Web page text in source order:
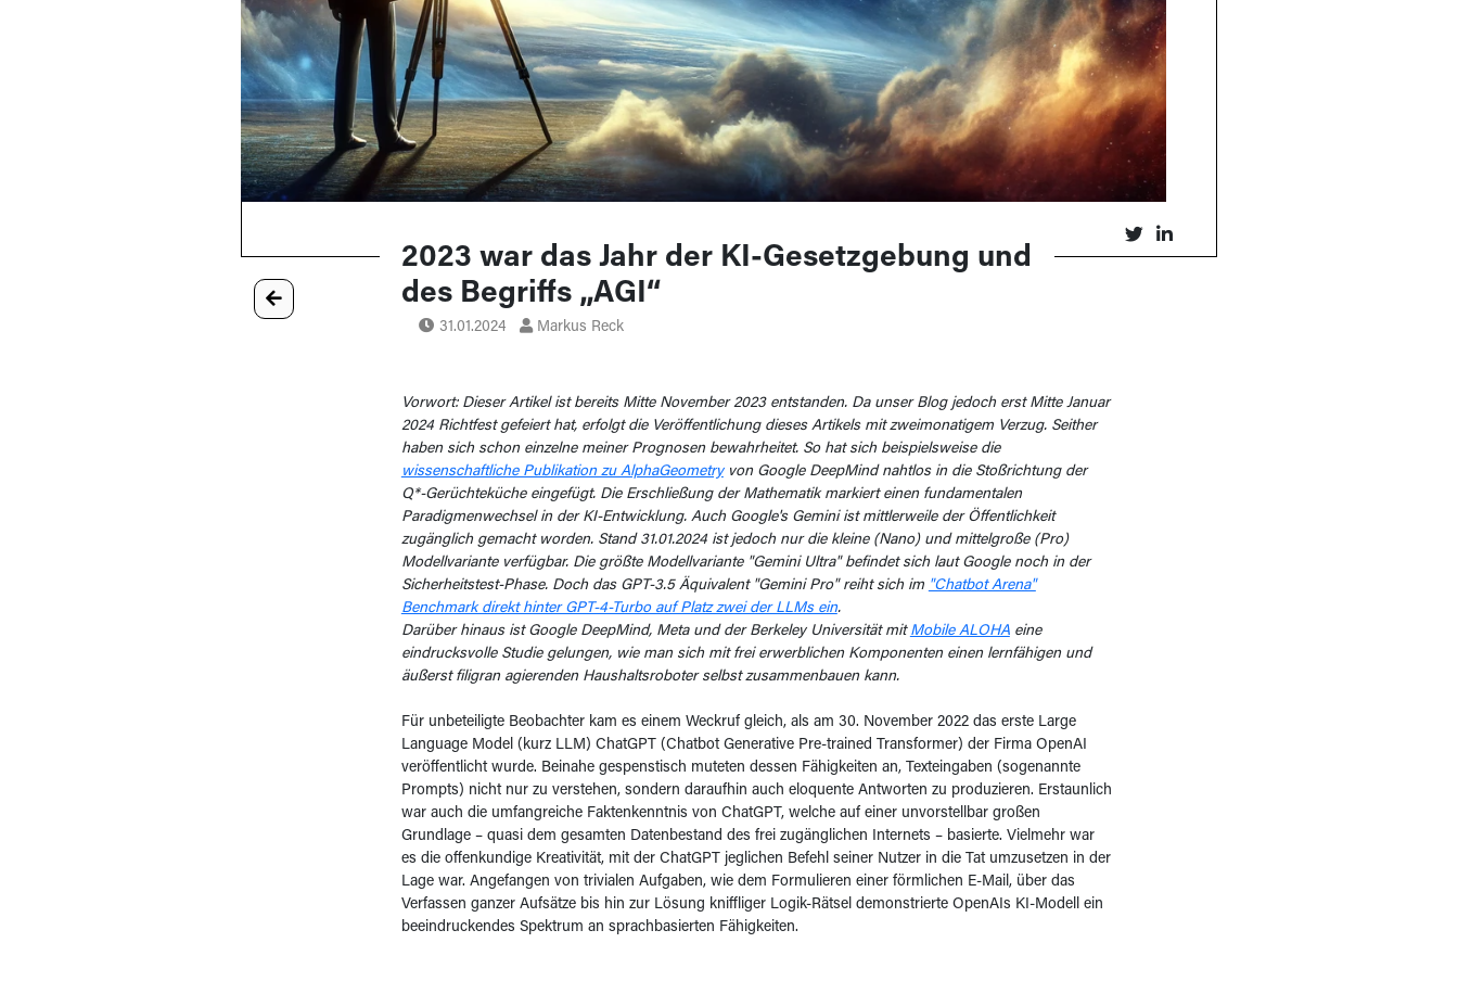
2023 war das Jahr der KI-Gesetzgebung und
des Begriffs „AGI“
31.01.2024 Markus Reck
Vorwort: Dieser Artikel ist bereits Mitte November 2023 entstanden. Da unser Blog jedoch erst Mitte Januar
2024 Richtfest gefeiert hat, erfolgt die Veröffentlichung dieses Artikels mit zweimonatigem Verzug. Seither
haben sich schon einzelne meiner Prognosen bewahrheitet. So hat sich beispielsweise die
wissenschaftliche Publikation zu AlphaGeometryvon Google DeepMind nahtlos in die Stoßrichtung der
Q*-Gerüchteküche eingefügt. Die Erschließung der Mathematik markiert einen fundamentalen
Paradigmenwechsel in der KI-Entwicklung. Auch Google's Gemini ist mittlerweile der Öffentlichkeit
zugänglich gemacht worden. Stand 31.01.2024 ist jedoch nur die kleine (Nano) und mittelgroße (Pro)
Modellvariante verfügbar. Die größte Modellvariante "Gemini Ultra" befindet sich laut Google noch in der
Sicherheitstest-Phase. Doch das GPT-3.5 Äquivalent "Gemini Pro" reiht sich im "Chatbot Arena"
Benchmark direkt hinter GPT-4-Turbo auf Platz zwei der LLMs ein.
Darüber hinaus ist Google DeepMind, Meta und der Berkeley Universität mit Mobile ALOHAeine
eindrucksvolle Studie gelungen, wie man sich mit frei erwerblichen Komponenten einen lernfähigen und
äußerst filigran agierenden Haushaltsroboter selbst zusammenbauen kann.
Für unbeteiligte Beobachter kam es einem Weckruf gleich, als am 30. November 2022 das erste Large
Language Model (kurz LLM) ChatGPT (Chatbot Generative Pre-trained Transformer) der Firma OpenAI
veröffentlicht wurde. Beinahe gespenstisch muteten dessen Fähigkeiten an, Texteingaben (sogenannte
Prompts) nicht nur zu verstehen, sondern daraufhin auch eloquente Antworten zu produzieren. Erstaunlich
war auch die umfangreiche Faktenkenntnis von ChatGPT, welche auf einer unvorstellbar großen
Grundlage – quasi dem gesamten Datenbestand des frei zugänglichen Internets – basierte. Vielmehr war
es die offenkundige Kreativität, mit der ChatGPT jeglichen Befehl seiner Nutzer in die Tat umzusetzen in der
Lage war. Angefangen von trivialen Aufgaben, wie dem Formulieren einer förmlichen E-Mail, über das
Verfassen ganzer Aufsätze bis hin zur Lösung kniffliger Logik-Rätsel demonstrierte OpenAIs KI-Modell ein
beeindruckendes Spektrum an sprachbasierten Fähigkeiten.